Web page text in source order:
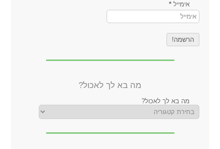
אימייל*
מה בא לך לאכול?
מה בא לך לאכול?